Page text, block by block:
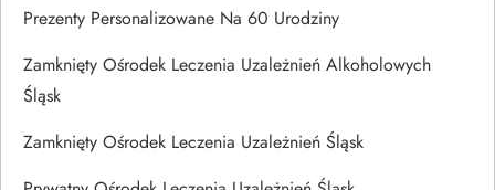
Prezenty Personalizowane Na 60 Urodziny
Zamknięty Ośrodek Leczenia Uzależnień Alkoholowych
Śląsk
Zamknięty Ośrodek Leczenia Uzależnień Śląsk